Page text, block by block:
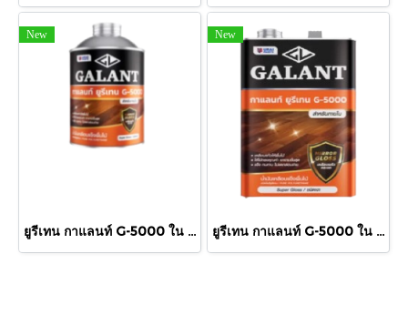
New
ยูรีเทน กาแลนท์ G-5000 ใน 460cc.
New
ยูรีเทน กาแลนท์ G-5000 ใน กล.